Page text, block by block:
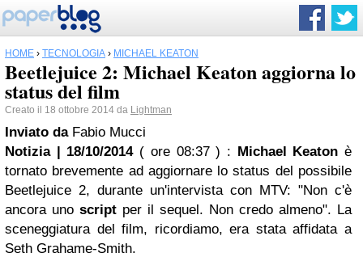
HOME › TECNOLOGIA › MICHAEL KEATON
Beetlejuice 2: Michael Keaton aggiorna lo
status del film
Creato il 18 ottobre 2014 da Lightman
Inviato da Fabio Mucci
Notizia | 18/10/2014 ( ore 08:37 ) : Michael Keaton è
tornato brevemente ad aggiornare lo status del possibile
Beetlejuice 2, durante un'intervista con MTV: "Non c'è
ancora uno script per il sequel. Non credo almeno". La
sceneggiatura del film, ricordiamo, era stata affidata a
Seth Grahame-Smith.